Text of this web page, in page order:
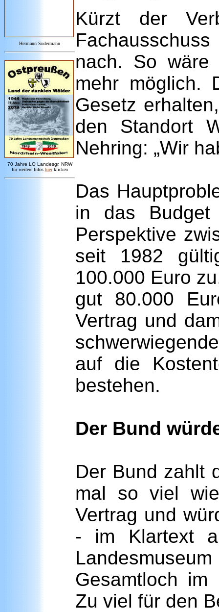
Hermann Sudermann
70 Jahre LO Landesgr. NRW
für weitere Infos hier klicken
Kürzt der
nach. So wäre
mehr möglich.
Gesetz
den Standort
Nehring: „Wir
Das
in das
Perspektive
seit 1982
100.000 Euro
gut 80.000
Vertrag und
auf die
bestehen.
Der Bund
Der Bund zahlt
mal so viel
Vertrag und
- im Klartext
Gesamtloch im
Zu viel für den